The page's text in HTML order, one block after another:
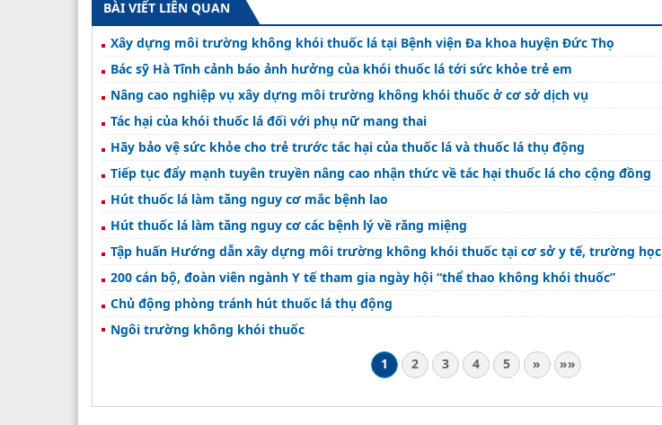
BÀI VIẾT LIÊN QUAN
Xây dựng môi trường không khói thuốc lá tại Bệnh viện Đa khoa huyện Đức Thọ
Bác sỹ Hà Tĩnh cảnh báo ảnh hưởng của khói thuốc lá tới sức khỏe trẻ em
Nâng cao nghiệp vụ xây dựng môi trường không khói thuốc ở cơ sở dịch vụ
Tác hại của khói thuốc lá đối với phụ nữ mang thai
Hãy bảo vệ sức khỏe cho trẻ trước tác hại của thuốc lá và thuốc lá thụ động
Tiếp tục đẩy mạnh tuyên truyền nâng cao nhận thức về tác hại thuốc lá cho cộng đồng
Hút thuốc lá làm tăng nguy cơ mắc bệnh lao
Hút thuốc lá làm tăng nguy cơ các bệnh lý về răng miệng
Tập huấn Hướng dẫn xây dựng môi trường không khói thuốc tại cơ sở y tế, trường học
200 cán bộ, đoàn viên ngành Y tế tham gia ngày hội “thể thao không khói thuốc”
Chủ động phòng tránh hút thuốc lá thụ động
Ngôi trường không khói thuốc
1
2 3 4 5 » »»